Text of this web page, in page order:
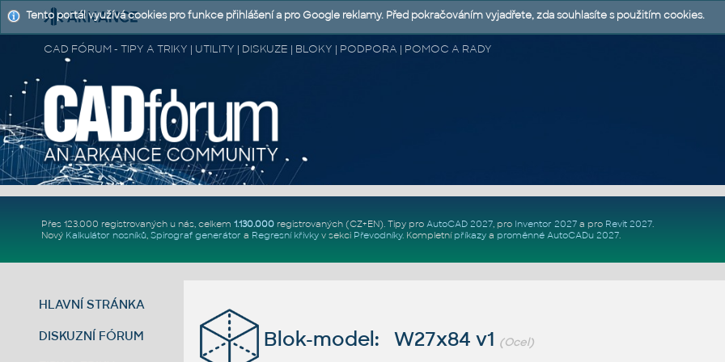
CAD FÓRUM - TIPY A TRIKY | UTILITY | DISKUZE | BLOKY | PODPORA | POMOC A RADY
Přes 123.000 registrovaných u nás, celkem 1.130.000registrovaných (CZ+EN). Tipy pro AutoCAD 2027, pro Inventor 2027a pro Revit 2027.
Nový Kalkulátor nosníků, Spirograf generátor a Regresní křivkyv sekci Převodníky. Kompletní příkazya proměnné AutoCADu 2027.
HLAVNÍ STRÁNKA
DISKUZNÍ FÓRUM Blok-model: W27x84 v1 (Ocel)
Tento portál využívá cookies pro funkce přihlášení a pro Google reklamy. Před pokračováním vyjadřete, zda souhlasíte s použitím cookies.